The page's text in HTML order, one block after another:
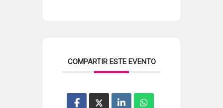
COMPARTIR ESTE EVENTO